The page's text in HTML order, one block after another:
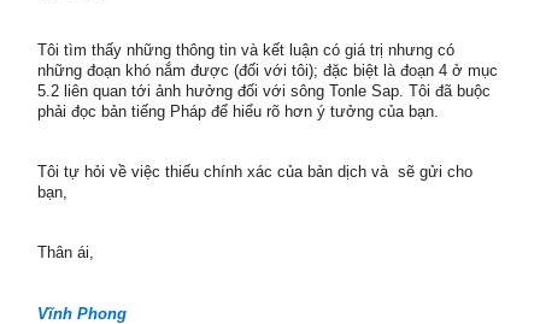
Tôi tìm thấy những thông tin và kết luận có giá trị nhưng có
những đoạn khó nắm được (đối với tôi); đặc biệt là đoạn 4 ở mục
5.2 liên quan tới ảnh hưởng đối với sông Tonle Sap. Tôi đã buộc
phải đọc bản tiếng Pháp để hiểu rõ hơn ý tưởng của bạn.
Tôi tự hỏi về việc thiếu chính xác của bản dịch và sẽ gửi cho
bạn,
Thân ái,
Vĩnh Phong